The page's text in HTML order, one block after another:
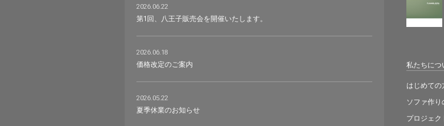
2026.06.22
第1回、八王子販売会を開催いたします。
2026.06.18
価格改定のご案内
2026.05.22
夏季休業のお知らせ
私たちにつ
はじめての
ソファ作り
プロジェク